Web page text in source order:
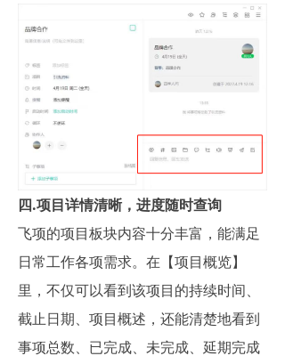
四.项目详情清晰，进度随时查询
飞项的项目板块内容十分丰富，能满足
日常工作各项需求。在【项目概览】
里，不仅可以看到该项目的持续时间、
截止日期、项目概述，还能清楚地看到
事项总数、已完成、未完成、延期完成